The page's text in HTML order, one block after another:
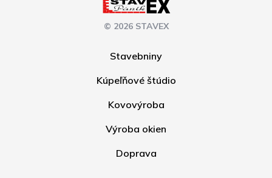
© 2026 STAVEX
Stavebniny
Kúpeľňové štúdio
Kovovýroba
Výroba okien
Doprava